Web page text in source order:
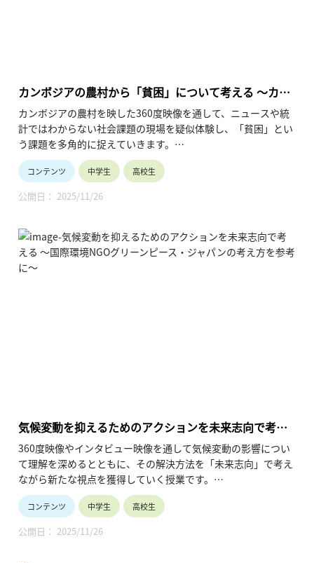
カンボジアの農村から「貧困」について考える ～カン
ボジアで女性支援を行うNPO法人SALASUSUの活動を
事例に～
カンボジアの農村を映した360度映像を通して、ニュースや統
計ではわからない社会課題の現場を疑似体験し、「貧困」とい
う課題を多角的に捉えていきます。
さらに、現地で活躍する社会起業家のインタビューを通して、
社会課題の捉え方やその解決方法についての新たな視点を獲得
していきます。
1コマ目は360度動画を通したカンボジアの農村の暮らしの疑
似体験が中心で、社会課題を多面的・多角的に捉えていきま
す。
コンテンツ 中学生 高校生
公開日： 2025/11/26
気候変動を抑えるためのアクションを未来志向で考え
る 〜国際環境NGOグリーンピース・ジャパンの考え方
を参考に〜
360度映像やインタビュー映像を通して気候変動の影響につい
て理解を深めるとともに、その解決方法を「未来志向」で考え
ながら新たな視点を獲得していく授業です。
本授業は2コマ分の構成が基本になっています。
1コマ目では360映像やインタビューの視聴を通じて、経済を発
展することと気候変動を抑えることを両立するための考え方に
コンテンツ 中学生 高校生
公開日： 2025/11/26